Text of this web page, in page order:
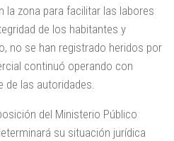
la zona para facilitar las labores
de los habitantes y
no se han registrado heridos por
continuó operando con
de las autoridades.
del Ministerio Público
su situación jurídica